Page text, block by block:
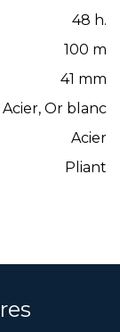
48 h.
100 m
41 mm
Acier, Or blanc
Acier
Pliant